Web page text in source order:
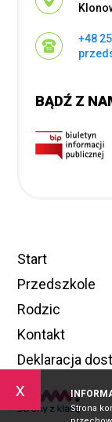
x
Strona
+48
BĄDŹ Z
Start
Przedszkole
Rodzic
Kontakt
Deklaracja